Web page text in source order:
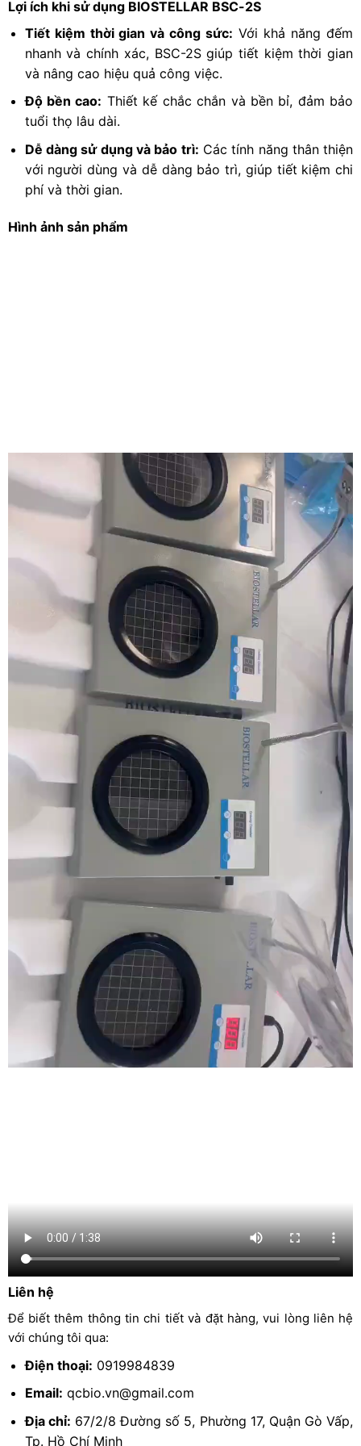
Lợi ích khi sử dụng BIOSTELLAR BSC-2S
Tiết kiệm thời gian và công sức: Với khả năng đếm
nhanh và chính xác, BSC-2S giúp tiết kiệm thời gian
và nâng cao hiệu quả công việc.
Độ bền cao: Thiết kế chắc chắn và bền bỉ, đảm bảo
tuổi thọ lâu dài.
Dễ dàng sử dụng và bảo trì: Các tính năng thân thiện
với người dùng và dễ dàng bảo trì, giúp tiết kiệm chi
phí và thời gian.
Hình ảnh sản phẩm
Liên hệ
Để biết thêm thông tin chi tiết và đặt hàng, vui lòng liên hệ
với chúng tôi qua:
Điện thoại: 0919984839
Email: qcbio.vn@gmail.com
Địa chỉ: 67/2/8 Đường số 5, Phường 17, Quận Gò Vấp,
Tp. Hồ Chí Minh